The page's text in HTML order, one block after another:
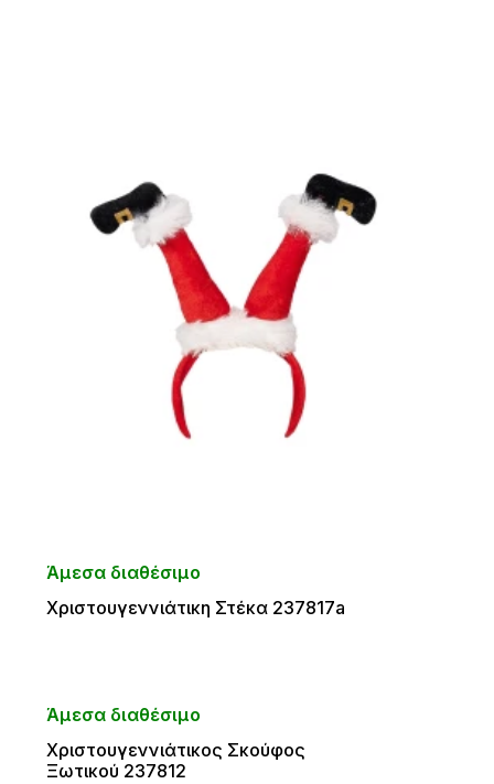
Άμεσα διαθέσιμο
Χριστουγεννιάτικη Στέκα 237817a
Άμεσα διαθέσιμο
Χριστουγεννιάτικος Σκούφος
Ξωτικού 237812